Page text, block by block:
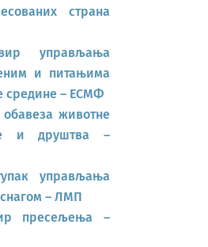
страна
управљања
и питањима
средине – ЕСМФ
животне
и друштва –
управљања
– ЛМП
пресељења –